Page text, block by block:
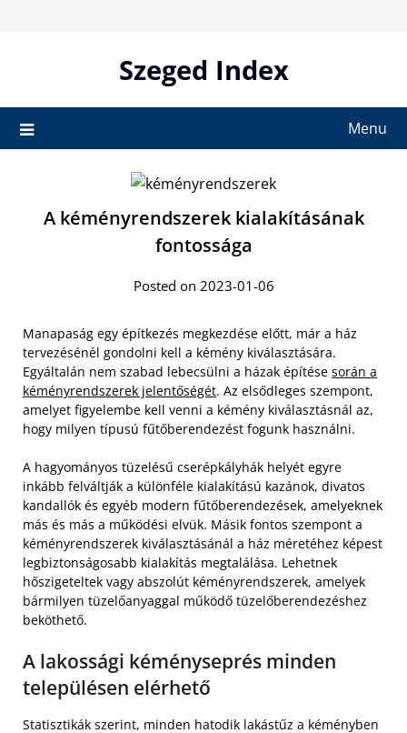
Szeged Index
Menu
A kéményrendszerek kialakításának
fontossága
Posted on 2023-01-06
Manapaság egy építkezés megkezdése előtt, már a ház
tervezésénél gondolni kell a kémény kiválasztására.
Egyáltalán nem szabad lebecsülni a házak építése során a
kéményrendszerek jelentőségét. Az elsődleges szempont,
amelyet figyelembe kell venni a kémény kiválasztásnál az,
hogy milyen típusú fűtőberendezést fogunk használni.
A hagyományos tüzelésű cserépkályhák helyét egyre
inkább felváltják a különféle kialakítású kazánok, divatos
kandallók és egyéb modern fűtőberendezések, amelyeknek
más és más a működési elvük. Másik fontos szempont a
kéményrendszerek kiválasztásánál a ház méretéhez képest
legbiztonságosabb kialakítás megtalálása. Lehetnek
hőszigeteltek vagy abszolút kéményrendszerek, amelyek
bármilyen tüzelőanyaggal működő tüzelőberendezéshez
beköthető.
A lakossági kéményseprés minden
településen elérhető
Statisztikák szerint, minden hatodik lakástűz a kéményben